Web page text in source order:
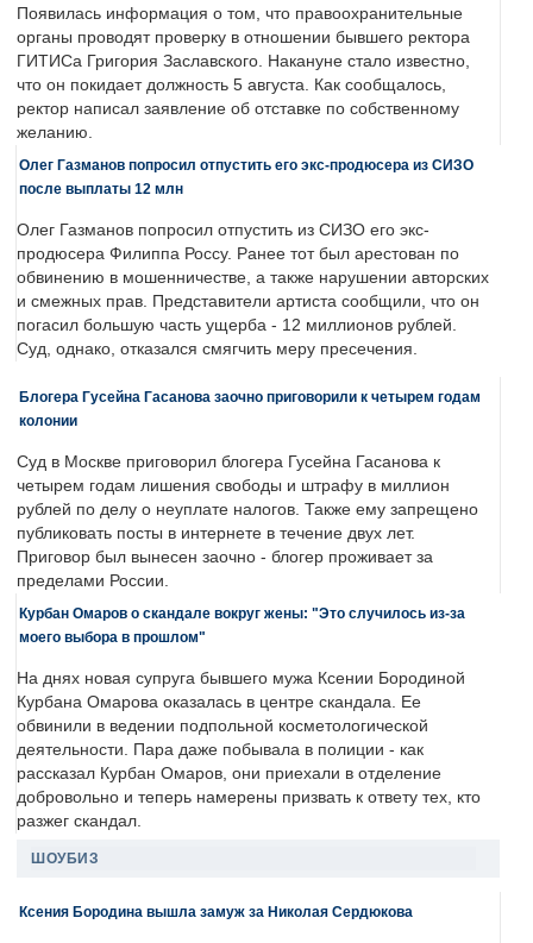
Появилась информация о том, что правоохранительные
органы проводят проверку в отношении бывшего ректора
ГИТИСа Григория Заславского. Накануне стало известно,
что он покидает должность 5 августа. Как сообщалось,
ректор написал заявление об отставке по собственному
желанию.
Олег Газманов попросил отпустить его экс-продюсера из СИЗО
после выплаты 12 млн
Олег Газманов попросил отпустить из СИЗО его экс-
продюсера Филиппа Россу. Ранее тот был арестован по
обвинению в мошенничестве, а также нарушении авторских
и смежных прав. Представители артиста сообщили, что он
погасил большую часть ущерба - 12 миллионов рублей.
Суд, однако, отказался смягчить меру пресечения.
Блогера Гусейна Гасанова заочно приговорили к четырем годам
колонии
Суд в Москве приговорил блогера Гусейна Гасанова к
четырем годам лишения свободы и штрафу в миллион
рублей по делу о неуплате налогов. Также ему запрещено
публиковать посты в интернете в течение двух лет.
Приговор был вынесен заочно - блогер проживает за
пределами России.
Курбан Омаров о скандале вокруг жены: "Это случилось из-за
моего выбора в прошлом"
На днях новая супруга бывшего мужа Ксении Бородиной
Курбана Омарова оказалась в центре скандала. Ее
обвинили в ведении подпольной косметологической
деятельности. Пара даже побывала в полиции - как
рассказал Курбан Омаров, они приехали в отделение
добровольно и теперь намерены призвать к ответу тех, кто
разжег скандал.
ШОУБИЗ
Ксения Бородина вышла замуж за Николая Сердюкова